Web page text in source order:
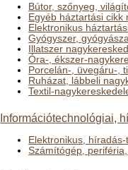
Bútor, szőnyeg,
Egyéb háztartási cikk
Elektronikus
Gyógyszer,
Illatszer
Óra-, ékszer-
Porcelán-, üvegáru-,
Ruházat, lábbeli
Textil-
Információtechnológiai,
Elektronikus,
Számítógép,